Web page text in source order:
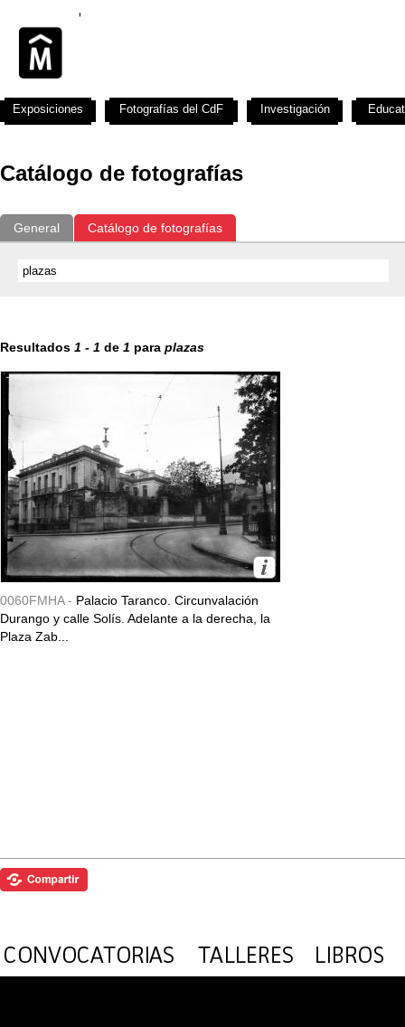
Catálogo de fotografías
General Catálogo de fotografías
Resultados 1 - 1 de 1 para plazas
0060FMHA - Palacio Taranco. Circunvalación
Durango y calle Solís. Adelante a la derecha, la
Plaza Zab...
Exposiciones Fotografías del CdF Investigación